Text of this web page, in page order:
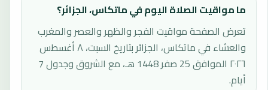
ما مواقيت الصلاة اليوم في ماتكاس، الجزائر؟
تعرض الصفحة مواقيت الفجر والظهر والعصر والمغرب
والعشاء في ماتكاس، الجزائر بتاريخ السبت، ٨ أغسطس
٢٠٢٦ الموافق 25 صفر 1448 هـ، مع الشروق وجدول 7
أيام.